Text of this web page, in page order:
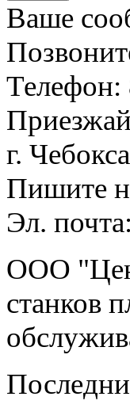
Ваше
Телефон:
г.
Пишите
Эл.
ООО
станков